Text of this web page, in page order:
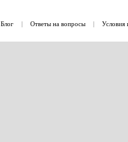
Блог | Ответы на вопросы | Условия